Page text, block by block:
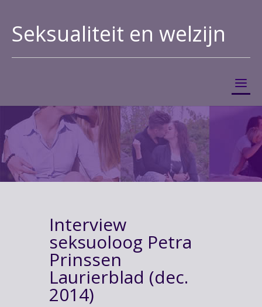
Seksualiteit en welzijn
Interview
seksuoloog Petra
Prinssen
Laurierblad (dec.
2014)